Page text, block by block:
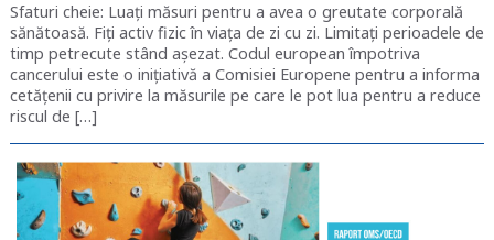
Sfaturi cheie: Luați măsuri pentru a avea o greutate corporală
sănătoasă. Fiţi activ fizic în viața de zi cu zi. Limitați perioadele de
timp petrecute stând așezat. Codul european împotriva
cancerului este o inițiativă a Comisiei Europene pentru a informa
cetățenii cu privire la măsurile pe care le pot lua pentru a reduce
riscul de […]